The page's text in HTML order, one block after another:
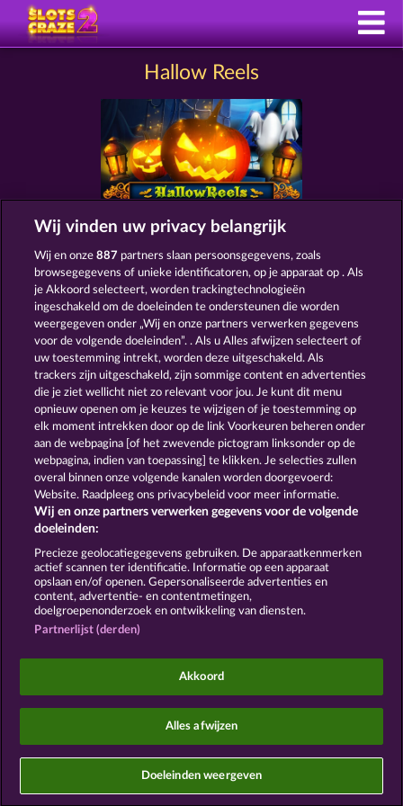
Hallow Reels
SLOTS ZOALS HALLOW REELS
BEER PARTY SNEGUROCHKA
Algemene voorwaarden Privacyverklaring
Colofon Bedrijf FAQ Facebook
Terugbetalingsverzoek indienen
Sociale casino games zijn enkel bedoeld voor
entertainment en hebben absoluut geen enkele
gokken met echt geld.
©2026 Whow Games GmbH
Wij vinden uw privacy belangrijk
Wij en onze887 partners slaan persoonsgegevens, zoals
browsegegevens of unieke identificatoren, op je apparaat op . Als
je Akkoord selecteert, worden trackingtechnologieën
ingeschakeld om de doeleinden te ondersteunen die worden
weergegeven onder „Wij en onze partners verwerken gegevens
voor de volgende doeleinden”. . Als u Alles afwijzen selecteert of
uw toestemming intrekt, worden deze uitgeschakeld. Als
trackers zijn uitgeschakeld, zijn sommige content en advertenties
die je ziet wellicht niet zo relevant voor jou. Je kunt dit menu
opnieuw openen om je keuzes te wijzigen of je toestemming op
elk moment intrekken door op de link Voorkeuren beheren onder
aan de webpagina [of het zwevende pictogram linksonder op de
webpagina, indien van toepassing] te klikken. Je selecties zullen
overal binnen onze volgende kanalen worden doorgevoerd:
Website. Raadpleeg ons privacybeleid voor meer informatie.
Wij en onze partners verwerken gegevens voor de volgende
doeleinden:
Precieze geolocatiegegevens gebruiken. De apparaatkenmerken
actief scannen ter identificatie. Informatie op een apparaat
opslaan en/of openen. Gepersonaliseerde advertenties en
content, advertentie- en contentmetingen,
doelgroepenonderzoek en ontwikkeling van diensten.
Partnerlijst (derden)
Akkoord
Alles afwijzen
Doeleinden weergeven